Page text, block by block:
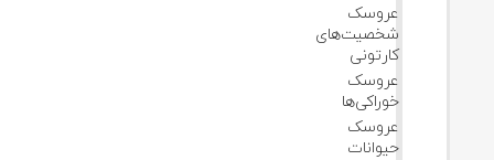
عروسک‌
شخصیت‌های
کارتونی
عروسک
خوراکی‌ها
عروسک
حیوانات